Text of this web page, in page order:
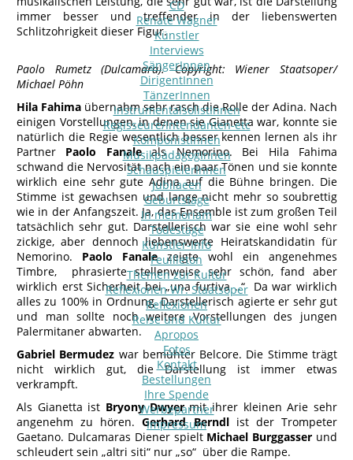
CD
Renate Wagner
Künstler
Interviews
SängerInnen
DirigentInnen
TänzerInnen
InstrumentalsolistInnen
Regisseure/Intendanten-etc
KomponistInnen
MusikpädagogInnen
SchauspielerInnen
Jubilaeen
Geburtstage
In memoriam
Todestage
Künstler-Info
Feuilleton
Themen zur Kultur
Reflexionen Wr. Staatsoper
Reflexionen
Reise und Kultur
Apropos
Fotos
Kontakt
Bestellungen
Ihre Spende
Werbepartner
Impressum
immer besser und treffender in der liebenswerten
Schlitzohrigkeit dieser Figur.
Paolo Rumetz (Dulcamara). Copyright: Wiener Staatsoper/
Michael Pöhn
Hila Fahima übernahm sehr rasch die Rolle der Adina. Nach
einigen Vorstellungen, in denen sie Gianetta war, konnte sie
natürlich die Regie wesentlich besser kennen lernen als ihr
Partner Paolo Fanaleals Nemorino. Bei Hila Fahima
schwand die Nervosität nach ein paar Tönen und sie konnte
wirklich eine sehr gute Adina auf die Bühne bringen. Die
Stimme ist gewachsen und lange nicht mehr so soubrettig
wie in der Anfangszeit. Ja, das Ensemble ist zum großen Teil
tatsächlich sehr gut. Darstellerisch war sie eine wohl sehr
zickige, aber dennoch liebenswerte Heiratskandidatin für
Nemorino. Paolo Fanalezeigte wohl ein angenehmes
Timbre, phrasierte stellenweise sehr schön, fand aber
wirklich erst Sicherheit bei „una furtiva ..“ Da war wirklich
alles zu 100% in Ordnung. Darstellerisch agierte er sehr gut
und man sollte noch weitere Vorstellungen des jungen
Palermitaner abwarten.
Gabriel Bermudez war bemühter Belcore. Die Stimme trägt
nicht wirklich gut, die Darstellung ist immer etwas
verkrampft.
Als Gianetta ist Bryony Dwyermit ihrer kleinen Arie sehr
angenehm zu hören.Gerhard Berndlist der Trompeter
Gaetano. Dulcamaras Diener spielt Michael Burggasser und
schleudert sein „altri siti“ nur „so“ über die Rampe.